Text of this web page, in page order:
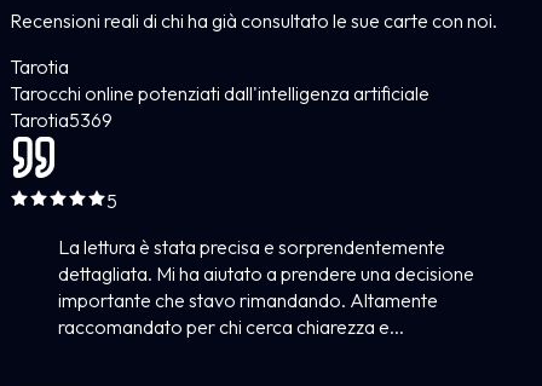
Recensioni reali di chi ha già consultato le sue carte con noi.
Tarotia
Tarocchi online potenziati dall'intelligenza artificiale
Tarotia5369
5
La lettura è stata precisa e sorprendentemente
dettagliata. Mi ha aiutato a prendere una decisione
importante che stavo rimandando. Altamente
raccomandato per chi cerca chiarezza e...